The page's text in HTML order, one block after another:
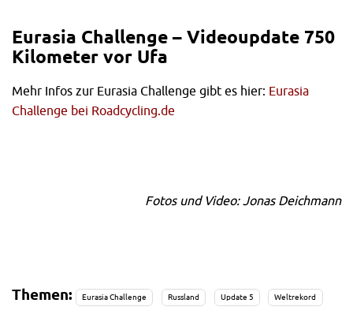
Eurasia Challenge – Videoupdate 750
Kilometer vor Ufa
Mehr Infos zur Eurasia Challenge gibt es hier: Eurasia
Challenge bei Roadcycling.de
Fotos und Video: Jonas Deichmann
Themen: Eurasia Challenge Russland Update 5 Weltrekord